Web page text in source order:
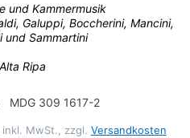
und Kammermusik
Galuppi, Boccherini, Mancini,
und Sammartini
Ripa
MDG 309 1617-2
inkl. MwSt., zzgl. Versandkosten